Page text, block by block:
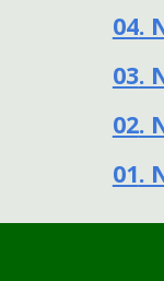
04.
03.
02.
01.